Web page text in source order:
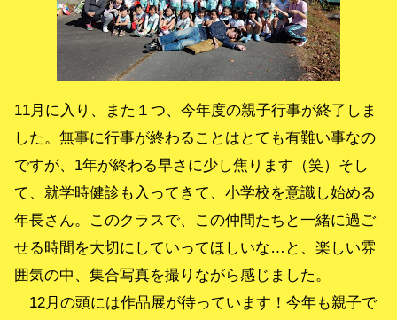
11月に入り、また１つ、今年度の親子行事が終了しま
した。無事に行事が終わることはとても有難い事なの
ですが、1年が終わる早さに少し焦ります（笑）そし
て、就学時健診も入ってきて、小学校を意識し始める
年長さん。このクラスで、この仲間たちと一緒に過ご
せる時間を大切にしていってほしいな…と、楽しい雰
囲気の中、集合写真を撮りながら感じました。
12月の頭には作品展が待っています！今年も親子で